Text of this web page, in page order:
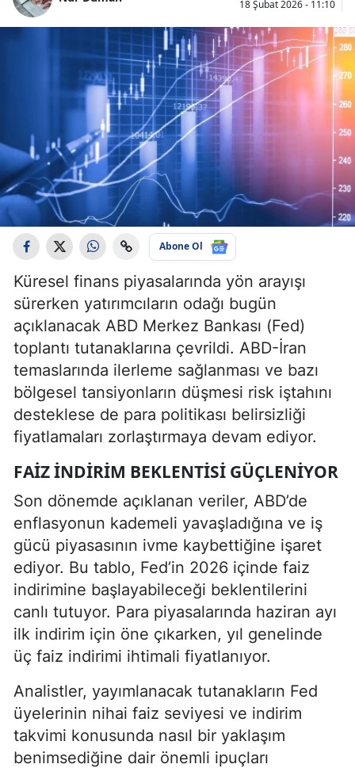
18 Şubat 2026 - 11:10
Abone Ol
Küresel finans piyasalarında yön arayışı
sürerken yatırımcıların odağı bugün
açıklanacak ABD Merkez Bankası (Fed)
toplantı tutanaklarına çevrildi. ABD-İran
temaslarında ilerleme sağlanması ve bazı
bölgesel tansiyonların düşmesi risk iştahını
desteklese de para politikası belirsizliği
fiyatlamaları zorlaştırmaya devam ediyor.
FAIZ INDIRIM BEKLENTISI GÜÇLENIYOR
Son dönemde açıklanan veriler, ABD’de
enflasyonun kademeli yavaşladığına ve iş
gücü piyasasının ivme kaybettiğine işaret
ediyor. Bu tablo, Fed’in 2026 içinde faiz
indirimine başlayabileceği beklentilerini
canlı tutuyor. Para piyasalarında haziran ayı
ilk indirim için öne çıkarken, yıl genelinde
üç faiz indirimi ihtimali fiyatlanıyor.
Analistler, yayımlanacak tutanakların Fed
üyelerinin nihai faiz seviyesi ve indirim
takvimi konusunda nasıl bir yaklaşım
benimsediğine dair önemli ipuçları